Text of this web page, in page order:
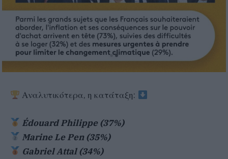
Αναλυτικότερα, η κατάταξη:
Édouard Philippe (37%)
Marine Le Pen (35%)
Gabriel Attal (34%)